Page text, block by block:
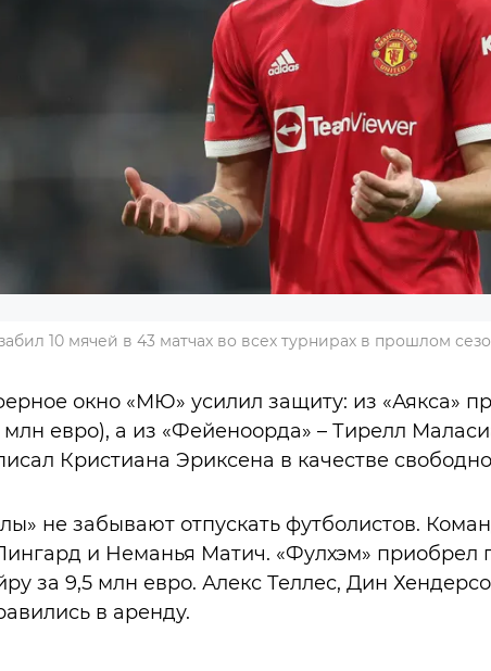
10 мячей в 43 матчах во всех турнирах в прошлом
окно «МЮ» усилил защиту: из «Аякса»
евро), а из «Фейеноорда» – Тирелл
Кристиана Эриксена в качестве
не забывают отпускать футболистов.
и Неманья Матич. «Фулхэм» приобрел
за 9,5 млн евро. Алекс Теллес, Дин
в аренду.